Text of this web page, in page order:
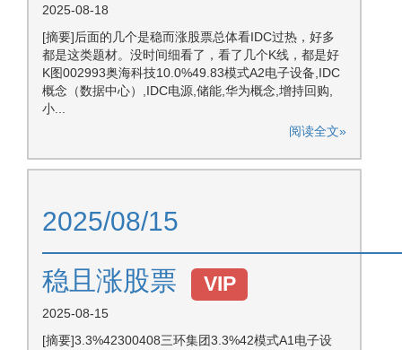
2025-08-18
[摘要]后面的几个是稳而涨股票总体看IDC过热，好多
都是这类题材。没时间细看了，看了几个K线，都是好
K图002993奥海科技10.0%49.83模式A2电子设备,IDC
概念（数据中心）,IDC电源,储能,华为概念,增持回购,
小...
阅读全文»
2025/08/15
稳且涨股票
VIP
2025-08-15
[摘要]3.3%42300408三环集团3.3%42模式A1电子设